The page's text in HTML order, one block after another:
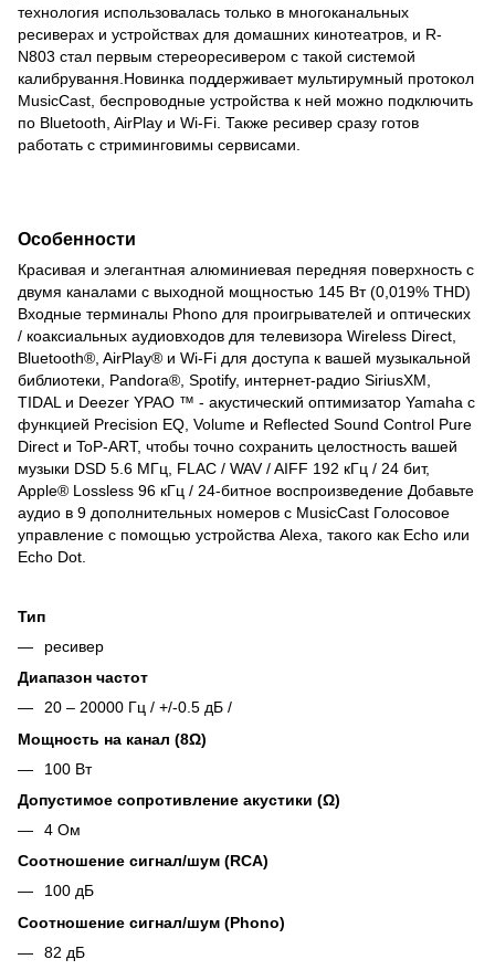
технология использовалась только в многоканальных
ресиверах и устройствах для домашних кинотеатров, и R-
N803 стал первым стереоресивером с такой системой
калибрування.Новинка поддерживает мультирумный протокол
MusicCast, беспроводные устройства к ней можно подключить
по Bluetooth, AirPlay и Wi-Fi. Также ресивер сразу готов
работать с стриминговимы сервисами.
Особенности
Красивая и элегантная алюминиевая передняя поверхность с
двумя каналами с выходной мощностью 145 Вт (0,019% THD)
Входные терминалы Phono для проигрывателей и оптических
/ коаксиальных аудиовходов для телевизора Wireless Direct,
Bluetooth®, AirPlay® и Wi-Fi для доступа к вашей музыкальной
библиотеки, Pandora®, Spotify, интернет-радио SiriusXM,
TIDAL и Deezer YPAO ™ - акустический оптимизатор Yamaha с
функцией Precision EQ, Volume и Reflected Sound Control Pure
Direct и ToP-ART, чтобы точно сохранить целостность вашей
музыки DSD 5.6 МГц, FLAC / WAV / AIFF 192 кГц / 24 бит,
Apple® Lossless 96 кГц / 24-битное воспроизведение Добавьте
аудио в 9 дополнительных номеров с MusicCast Голосовое
управление с помощью устройства Alexa, такого как Echo или
Echo Dot.
Тип
ресивер
Диапазон частот
20 – 20000 Гц / +/-0.5 дБ /
Мощность на канал (8Ω)
100 Вт
Допустимое сопротивление акустики (Ω)
4 Ом
Соотношение сигнал/шум (RCA)
100 дБ
Соотношение сигнал/шум (Phono)
82 дБ